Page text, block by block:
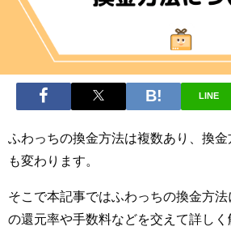
LINE
ふわっちの換金方法は複数あり、換
も変わります。
そこで本記事ではふわっちの換金方
の還元率や手数料などを交えて詳しく